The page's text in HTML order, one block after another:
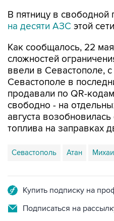
В пятницу в
на десяти АЗС этой
Как сообщалось, 22
сложностей
ввели в Севастополе,
Севастополе в
продавали по QR-
свободно - на
августа
топлива на заправках
Севастополь Атан
Купить подписку на
Подписаться на